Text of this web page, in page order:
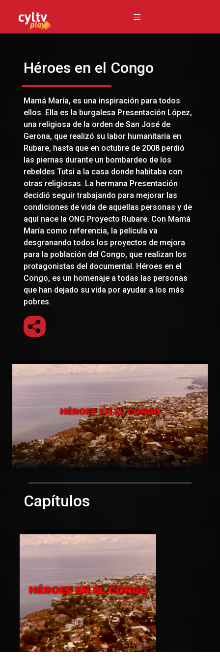
Héroes en el Congo
Mamá María, es una inspiración para todos
ellos. Ella es la burgalesa Presentación López,
una religiosa de la orden de San José de
Gerona, que realizó su labor humanitaria en
Rubare, hasta que en octubre de 2008 perdió
las piernas durante un bombardeo de los
rebeldes Tutsi a la casa donde habitaba con
otras religiosas. La hermana Presentación
decidió seguir trabajando para mejorar las
condiciones de vida de aquellas personas y de
aquí nace la ONG Proyecto Rubare. Con Mamá
María como referencia, la película va
desgranando todos los proyectos de mejora
para la población del Congo, que realizan los
protagonistas del documental. Héroes en el
Congo, es un homenaje a todas las personas
que han dejado su vida por ayudar a los más
pobres.
Capítulos